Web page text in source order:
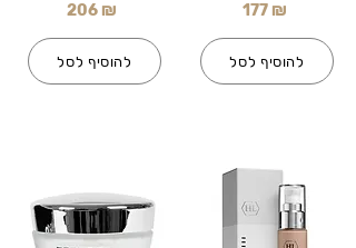
206 ₪
להוסיף לסל
177 ₪
להוסיף לסל